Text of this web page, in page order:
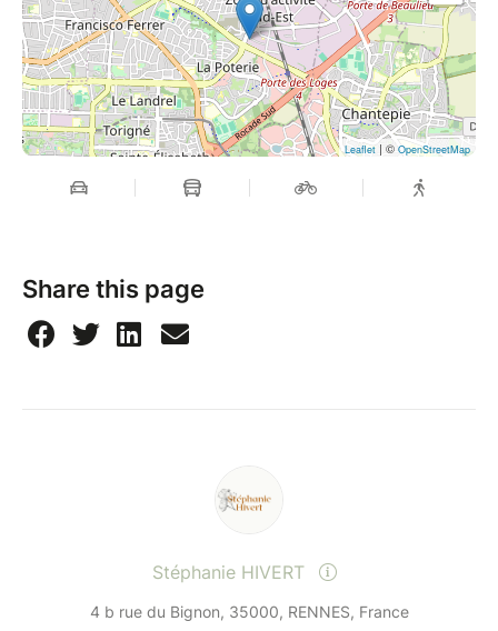
Leaflet | ©OpenStreetMap
Share this page
Stéphanie HIVERT
4 b rue du Bignon, 35000, RENNES, France